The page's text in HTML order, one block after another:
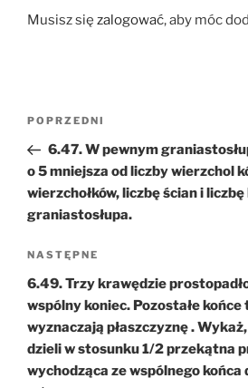
Musisz się zalogować, aby móc
Nawigacja
Poprzedni
wpis
POPRZEDNI
6.47. W pewnym
o 5 mniejsza od liczby wierzchol
wierzchołków, liczbę ścian i
graniastosłupa.
Następny
wpis
NASTĘPNE
6.49. Trzy krawędzie
wspólny koniec. Pozostałe
wyznaczają płaszczyznę .
dzieli w stosunku 1/2 przekątna
wychodząca ze wspólnego